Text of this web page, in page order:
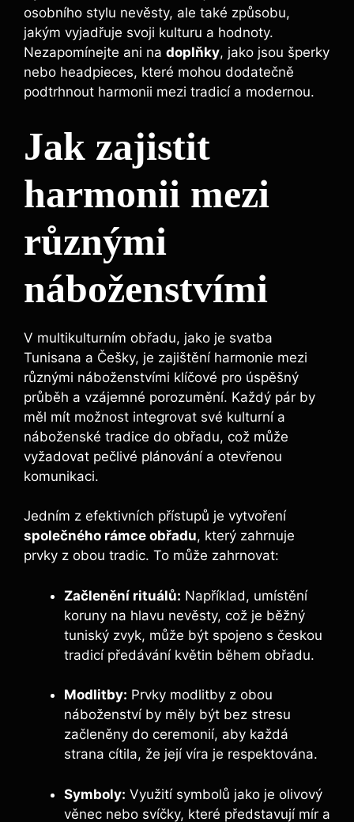
osobního stylu nevěsty, ale také způsobu,
jakým vyjadřuje svoji kulturu a hodnoty.
Nezapomínejte ani na doplňky, jako jsou šperky
nebo headpieces, které mohou dodatečně
podtrhnout harmonii mezi tradicí a modernou.
Jak zajistit
harmonii mezi
různými
náboženstvími
V multikulturním obřadu, jako je svatba
Tunisana a Češky, je zajištění harmonie mezi
různými náboženstvími klíčové pro úspěšný
průběh a vzájemné porozumění. Každý pár by
měl mít možnost integrovat své kulturní a
náboženské tradice do obřadu, což může
vyžadovat pečlivé plánování a otevřenou
komunikaci.
Jedním z efektivních přístupů je vytvoření
společného rámce obřadu, který zahrnuje
prvky z obou tradic. To může zahrnovat:
Začlenění rituálů: Například, umístění
koruny na hlavu nevěsty, což je běžný
tuniský zvyk, může být spojeno s českou
tradicí předávání květin během obřadu.
Modlitby: Prvky modlitby z obou
náboženství by měly být bez stresu
začleněny do ceremonií, aby každá
strana cítila, že její víra je respektována.
Symboly: Využití symbolů jako je olivový
věnec nebo svíčky, které představují mír a